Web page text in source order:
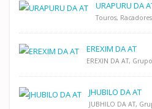
URAPURU DA
Touros,
EREXIM DA AT
EREXIN DA AT,
JHUBILO DA AT
JUBHILO DA AT,